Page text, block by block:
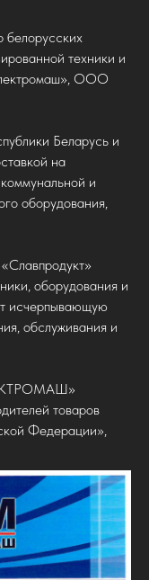
техники и
ООО
Беларусь и
на
и
оборудования,
оборудования и
исчерпывающую
обслуживания и
товаров
Федерации»,